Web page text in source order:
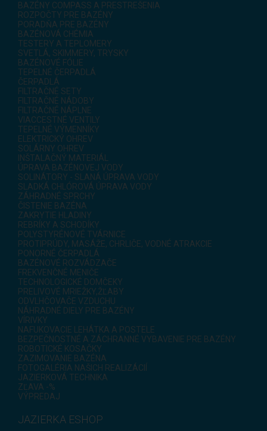
BAZÉNY COMPASS A PRESTREŠENIA
ROZPOČTY PRE BAZÉNY
PORADŇA PRE BAZÉNY
BAZÉNOVÁ CHÉMIA
TESTERY A TEPLOMERY
SVETLÁ, SKIMMERY, TRYSKY
BAZÉNOVÉ FÓLIE
TEPELNÉ ČERPADLÁ
ČERPADLÁ
FILTRAČNÉ SETY
FILTRAČNÉ NÁDOBY
FILTRAČNÉ NÁPLNE
VIACCESTNÉ VENTILY
TEPELNÉ VÝMENNÍKY
ELEKTRICKÝ OHREV
SOLÁRNY OHREV
INŠTALAČNÝ MATERIÁL
ÚPRAVA BAZÉNOVEJ VODY
SOLINÁTORY - SLANÁ ÚPRAVA VODY
SLADKÁ CHLÓROVÁ ÚPRAVA VODY
ZÁHRADNÉ SPRCHY
ČISTENIE BAZÉNA
ZAKRYTIE HLADINY
REBRÍKY A SCHODÍKY
POLYSTYRÉNOVÉ TVÁRNICE
PROTIPRÚDY, MASÁŽE, CHRLIČE, VODNÉ ATRAKCIE
PONORNÉ ČERPADLÁ
BAZÉNOVÉ ROZVÁDZAČE
FREKVENČNÉ MENIČE
TECHNOLOGICKÉ DOMČEKY
PRELIVOVÉ MRIEŽKY,ŽĽABY
ODVLHČOVAČE VZDUCHU
NÁHRADNÉ DIELY PRE BAZÉNY
VÍRIVKY
NAFUKOVACIE LEHÁTKA A POSTELE
BEZPEČNOSTNÉ A ZÁCHRANNÉ VYBAVENIE PRE BAZÉNY
ROBOTICKÉ KOSAČKY
ZAZIMOVANIE BAZÉNA
FOTOGALÉRIA NAŠICH REALIZÁCIÍ
JAZIERKOVÁ TECHNIKA
ZĽAVA -%
VÝPREDAJ
JAZIERKA ESHOP